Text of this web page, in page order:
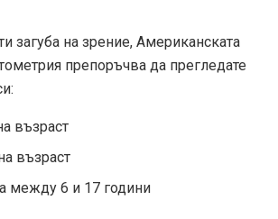
загуба на зрение, Американската
препоръчва да прегледате
възраст
възраст
между 6 и 17 години